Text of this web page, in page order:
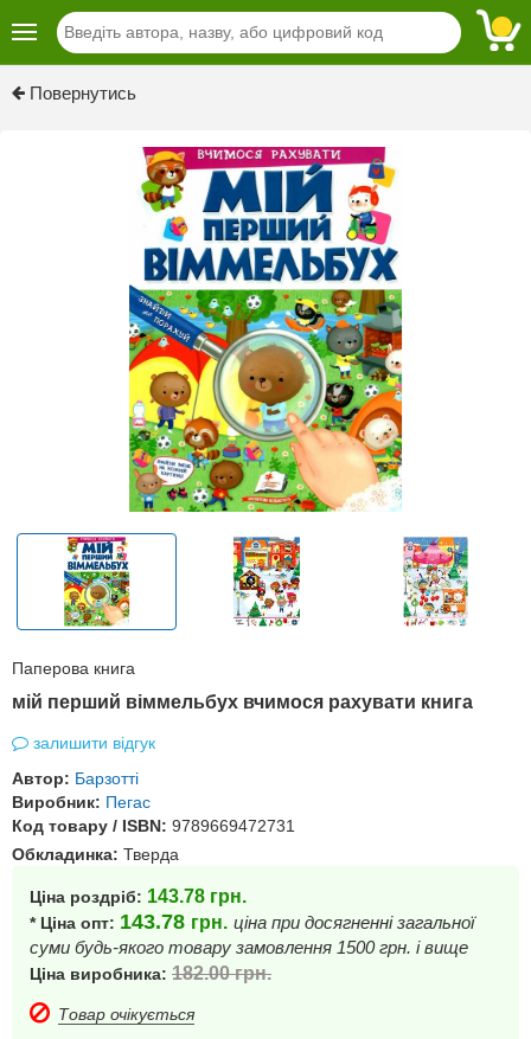
Повернутись
Паперова книга
мій перший віммельбух вчимося рахувати книга
залишити відгук
Автор: Барзотті
Виробник: Пегас
Код товару / ISBN: 9789669472731
Обкладинка: Тверда
Ціна роздріб: 143.78 грн.
* Ціна опт: 143.78 грн. ціна при досягненні загальної
суми будь-якого товару замовлення 1500 грн. і вище
Ціна виробника: 182.00грн.
Товар очікується